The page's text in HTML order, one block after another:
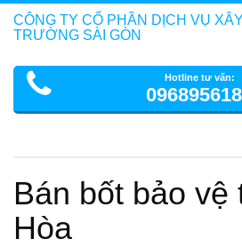
CÔNG TY CỔ PHẦN DỊCH VỤ
TRƯỜNG SÀI GÒN
Hotline tư vấn:
Bán bốt bảo vệ
Hòa